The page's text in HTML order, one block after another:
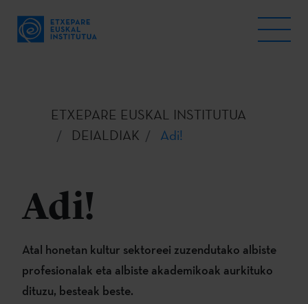
ETXEPARE EUSKAL INSTITUTUA
DEIALDIAK
Adi!
Adi!
Atal honetan kultur sektoreei zuzendutako albiste
profesionalak eta albiste akademikoak aurkituko
dituzu, besteak beste.